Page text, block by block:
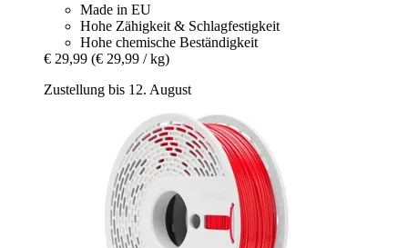
Made in EU
Hohe Zähigkeit & Schlagfestigkeit
Hohe chemische Beständigkeit
€ 29,99 (€ 29,99 / kg)
Zustellung bis 12. August